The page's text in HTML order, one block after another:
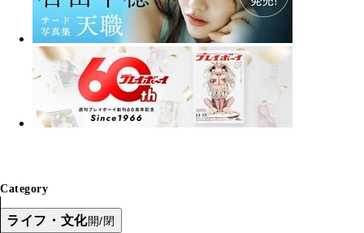
Category
ライフ・文化開/閉